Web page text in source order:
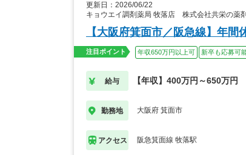
更新日：2026/06/22
キョウエイ調剤薬局 牧落店 株式会社共栄の薬
【大阪府箕面市／阪急線】年
注目ポイント 年収650万円以上可 新卒も応募可
給与 【年収】400万円～650万円
勤務地 大阪府 箕面市
アクセス 阪急箕面線 牧落駅